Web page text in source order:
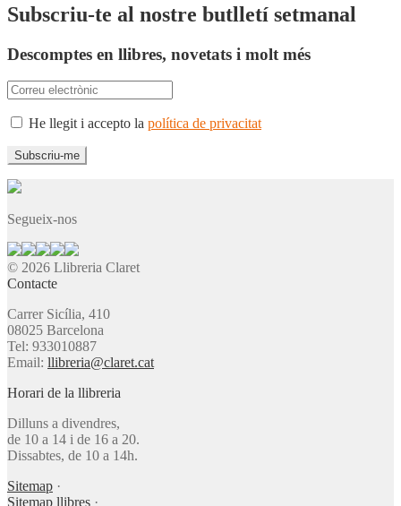
Subscriu-te al nostre butlletí setmanal
Descomptes en llibres, novetats i molt més
He llegit i accepto la política de privacitat
Segueix-nos
© 2026 Llibreria Claret
Contacte
Carrer Sicília, 410
08025 Barcelona
Tel: 933010887
Email: llibreria@claret.cat
Horari de la llibreria
Dilluns a divendres,
de 10 a 14 i de 16 a 20.
Dissabtes, de 10 a 14h.
Sitemap ·
Sitemap llibres ·